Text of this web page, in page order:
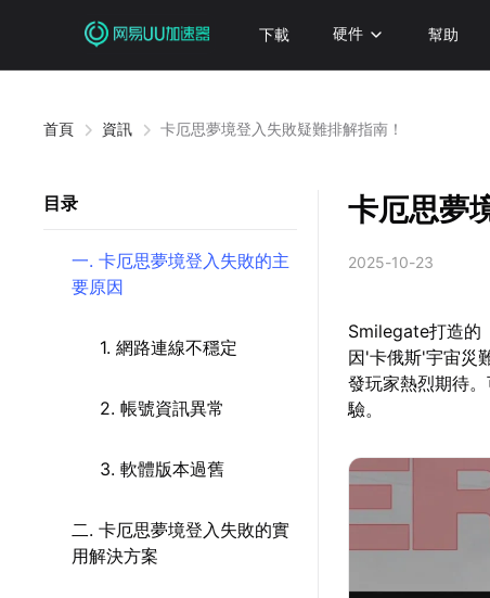
下載 硬件 幫助
首頁 資訊 卡厄思夢境登入失敗疑難排解指南！
目录
一. 卡厄思夢境登入失敗的主
要原因
1. 網路連線不穩定
2. 帳號資訊異常
3. 軟體版本過舊
二. 卡厄思夢境登入失敗的實
用解決方案
卡厄思夢
2025-10-23
Smilegate打造的
因'卡俄斯'宇宙災
發玩家熱烈期待
驗。